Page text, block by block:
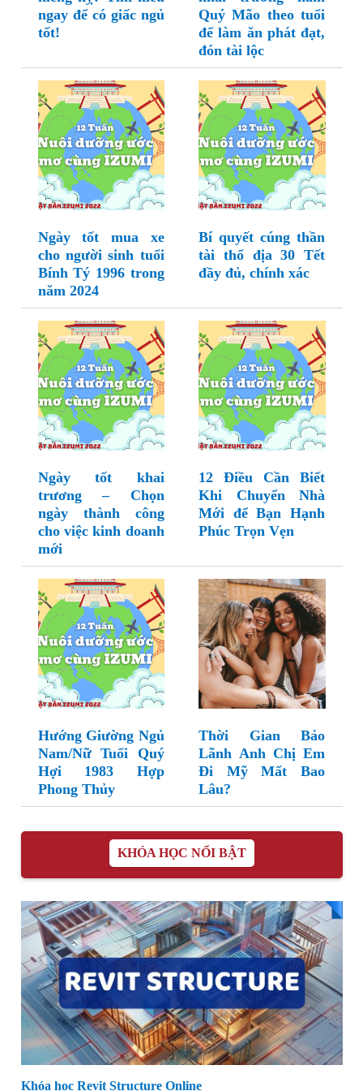
ngay để có giấc ngủ
tốt!
Quý Mão theo tuổi
để làm ăn phát đạt,
đón tài lộc
Ngày tốt mua xe
cho người sinh tuổi
Bính Tý 1996 trong
năm 2024
Bí quyết cúng thần
tài thổ địa 30 Tết
đầy đủ, chính xác
Ngày tốt khai
trương – Chọn
ngày thành công
cho việc kinh doanh
mới
12 Điều Cần Biết
Khi Chuyển Nhà
Mới để Bạn Hạnh
Phúc Trọn Vẹn
Hướng Giường Ngủ
Nam/Nữ Tuổi Quý
Hợi 1983 Hợp
Phong Thủy
Thời Gian Bảo
Lãnh Anh Chị Em
Đi Mỹ Mất Bao
Lâu?
KHÓA HỌC NỔI BẬT
Khóa học Revit Structure Online